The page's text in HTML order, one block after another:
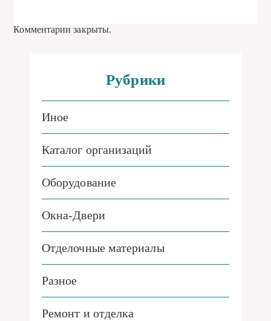
Комментарии закрыты.
Рубрики
Иное
Каталог организаций
Оборудование
Окна-Двери
Отделочные материалы
Разное
Ремонт и отделка